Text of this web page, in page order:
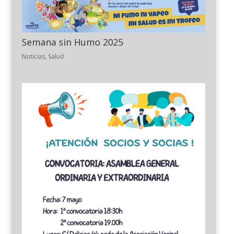
Semana sin Humo 2025
Noticias, Salud